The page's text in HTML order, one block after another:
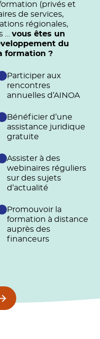
(privés et
de services,
régionales,
… vous êtes un
du
formation ?
Participer aux
rencontres
annuelles d’AINOA
Bénéficier d’une
assistance juridique
gratuite
Assister à des
webinaires réguliers
sur des sujets
d’actualité
Promouvoir la
formation à distance
auprès des
financeurs